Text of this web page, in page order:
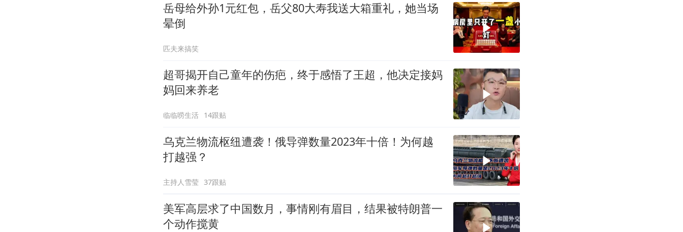
岳母给外孙1元红包，岳父80大寿我送大箱重礼，她当场
晕倒
匹夫来搞笑
超哥揭开自己童年的伤疤，终于感悟了王超，他决定接妈
妈回来养老
临临唠生活 14跟贴
乌克兰物流枢纽遭袭！俄导弹数量2023年十倍！为何越
打越强？
主持人雪莹 37跟贴
美军高层求了中国数月，事情刚有眉目，结果被特朗普一
个动作搅黄